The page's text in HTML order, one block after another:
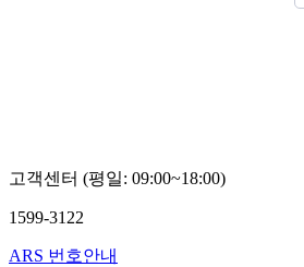
고객센터 (평일: 09:00~18:00)
1599-3122
ARS 번호안내